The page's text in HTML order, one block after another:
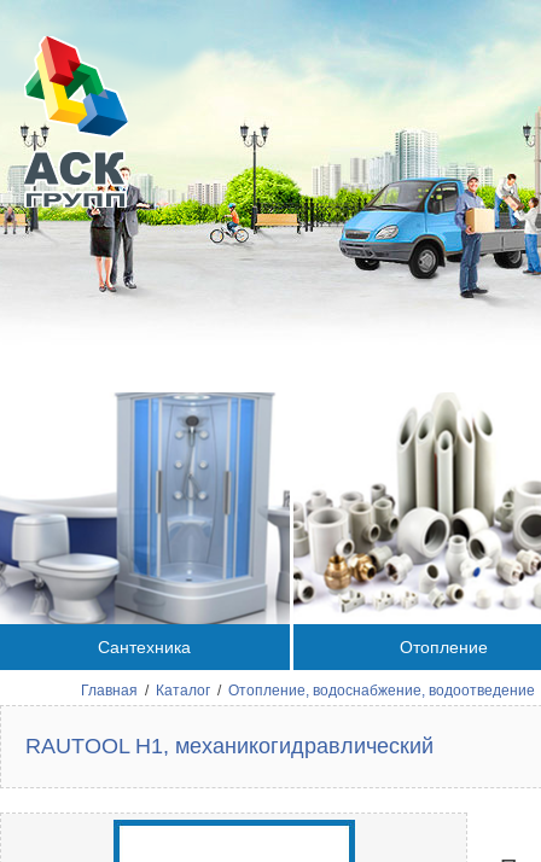
Сантехника Отопление
Главная / Каталог / Отопление, водоснабжение, водоотведение
RAUTOOL H1, механикогидравлический